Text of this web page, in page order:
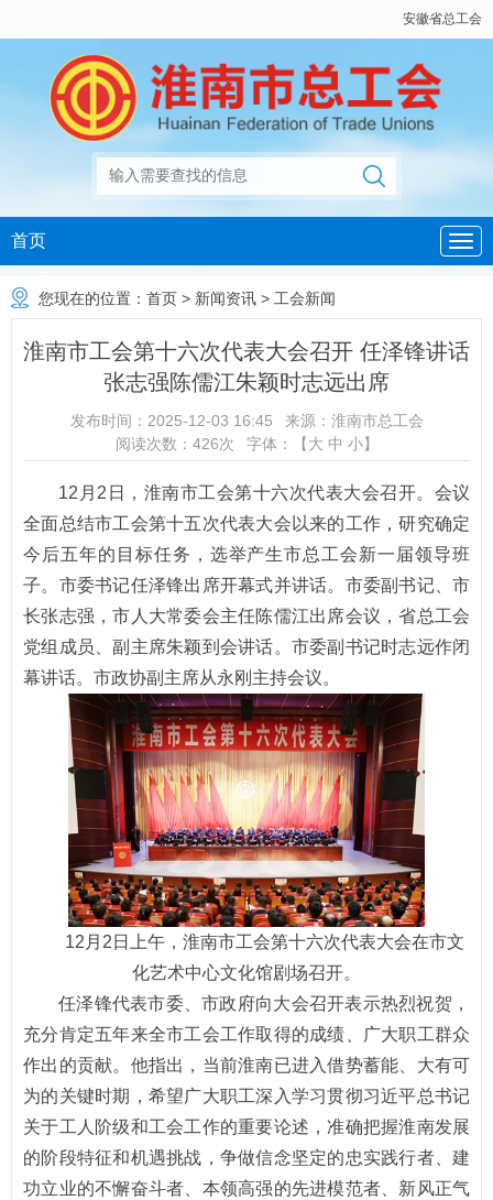
安徽省总工会
首页
您现在的位置： 首页 > 新闻资讯 > 工会新闻
淮南市工会第十六次代表大会召开 任泽锋讲话
张志强陈儒江朱颖时志远出席
发布时间： 2025-12-03 16:45 来源： 淮南市总工会
阅读次数： 426次 字体：【大 中 小】
12月2日，淮南市工会第十六次代表大会召开。会议
全面总结市工会第十五次代表大会以来的工作，研究确定
今后五年的目标任务，选举产生市总工会新一届领导班
子。市委书记任泽锋出席开幕式并讲话。市委副书记、市
长张志强，市人大常委会主任陈儒江出席会议，省总工会
党组成员、副主席朱颖到会讲话。市委副书记时志远作闭
幕讲话。市政协副主席从永刚主持会议。
12月2日上午，淮南市工会第十六次代表大会在市文
化艺术中心文化馆剧场召开。
任泽锋代表市委、市政府向大会召开表示热烈祝贺，
充分肯定五年来全市工会工作取得的成绩、广大职工群众
作出的贡献。他指出，当前淮南已进入借势蓄能、大有可
为的关键时期，希望广大职工深入学习贯彻习近平总书记
关于工人阶级和工会工作的重要论述，准确把握淮南发展
的阶段特征和机遇挑战，争做信念坚定的忠实践行者、建
功立业的不懈奋斗者、本领高强的先进模范者、新风正气